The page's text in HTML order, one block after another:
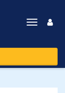
Toggle